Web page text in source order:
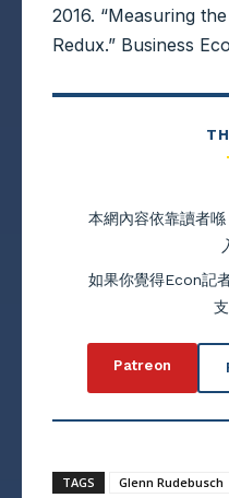
2016. “Measuring
Redux.” Business
本網內容依靠讀者喺
如果你覺得Econ記
Patreon
TAGS Glenn Rudebusch